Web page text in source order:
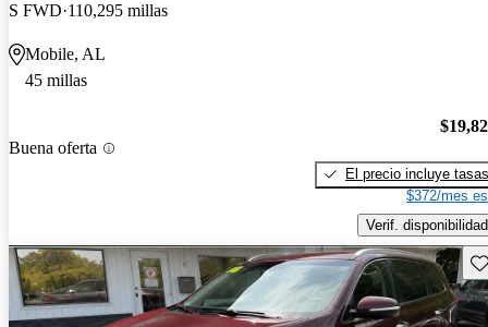
S FWD 110,295 millas
Mobile, AL
45 millas
Buena oferta
El precio incluye tasas
$372/mes
Verif. disponibilidad